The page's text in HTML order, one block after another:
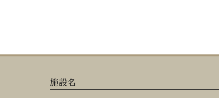
施設名